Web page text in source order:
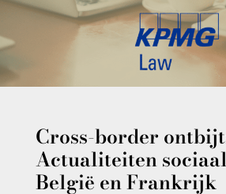
Cross-border
Actualiteiten
België en Frankrijk